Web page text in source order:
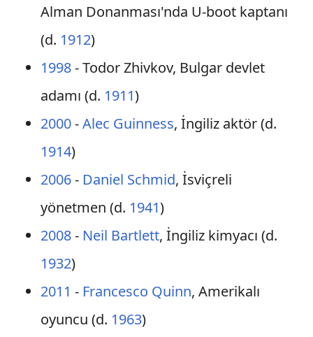
Alman Donanması'nda U-boot kaptanı
(d. 1912)
1998- Todor Zhivkov, Bulgar devlet
adamı (d. 1911)
2000-Alec Guinness, İngiliz aktör (d.
1914)
2006- Daniel Schmid, İsviçreli
yönetmen (d. 1941)
2008- Neil Bartlett, İngiliz kimyacı (d.
1932)
2011 - Francesco Quinn, Amerikalı
oyuncu (d. 1963)